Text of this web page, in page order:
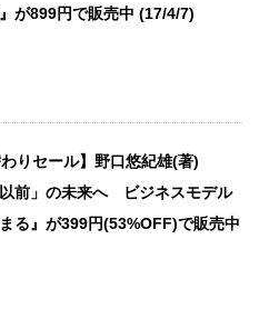
が899円で販売中 (17/4/7)
りセール】野口悠紀雄(著)
以前」の未来へ ビジネスモデル
る』が399円(53%OFF)で販売中